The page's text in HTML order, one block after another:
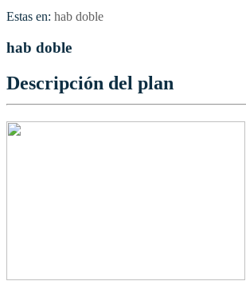
Estas en: hab doble
hab doble
Descripción del plan